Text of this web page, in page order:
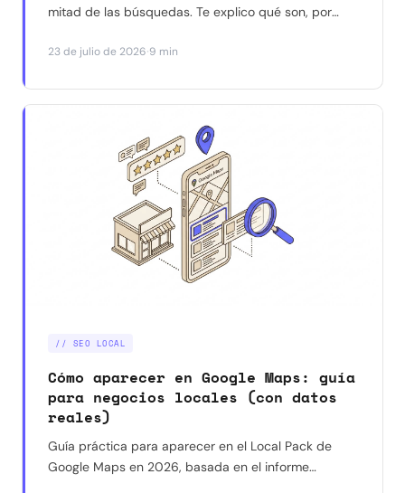
mitad de las búsquedas. Te explico qué son, por
datos reales (no las suposiciones) sobre cómo
23 de julio de 2026·9 min
// SEO LOCAL
Cómo aparecer en Google Maps: guía
para negocios locales (con datos
reales)
Guía práctica para aparecer en el Local Pack de
Google Maps en 2026, basada en el informe